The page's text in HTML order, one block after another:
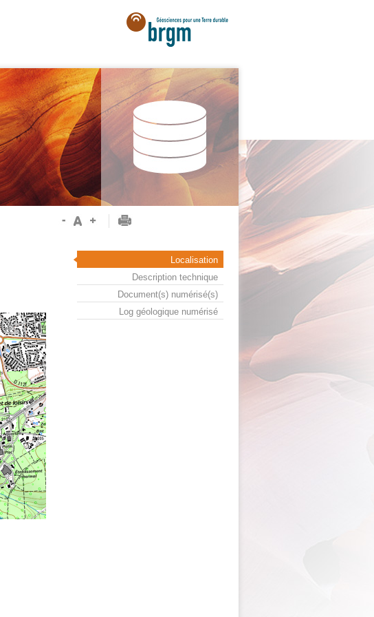
Localisation
Description technique
Document(s) numérisé(s)
Log géologique numérisé